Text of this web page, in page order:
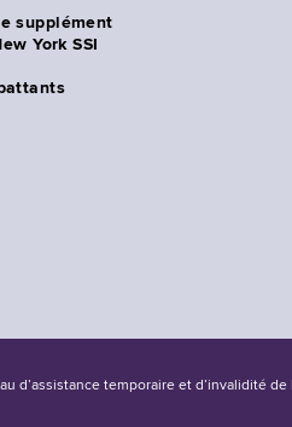
supplément
York SSI
d’assistance temporaire et d’invalidité de